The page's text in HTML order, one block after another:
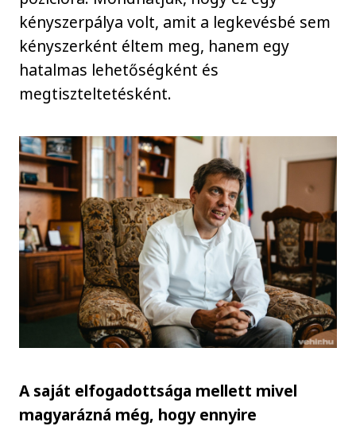
kényszerpálya volt, amit a legkevésbé sem
kényszerként éltem meg, hanem egy
hatalmas lehetőségként és
megtiszteltetésként.
A saját elfogadottsága mellett mivel
magyarázná még, hogy ennyire